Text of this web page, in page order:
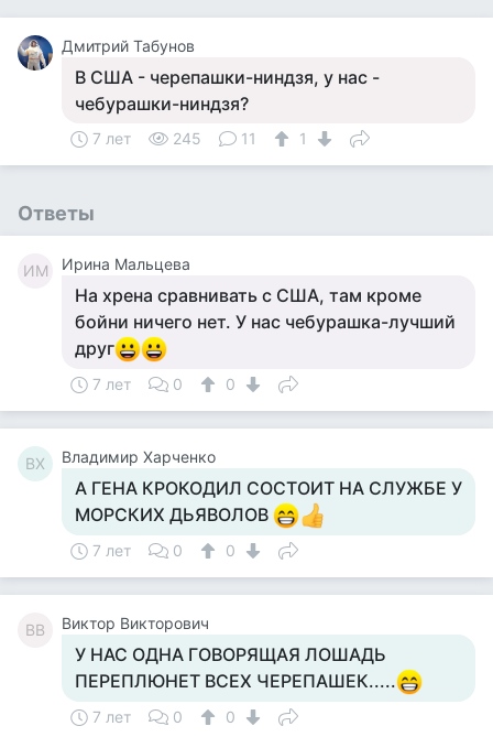
Дмитрий Табунов
В США - черепашки-ниндзя, у нас -
чебурашки-ниндзя?
7 лет 245 11 1
Ответы
ИМ Ирина Мальцева
На хрена сравнивать с США, там кроме
бойни ничего нет. У нас чебурашка-лучший
друг
7 лет 0 0
ВХ Владимир Харченко
А ГЕНА КРОКОДИЛ СОСТОИТ НА СЛУЖБЕ У
МОРСКИХ ДЬЯВОЛОВ
7 лет 0 0
ВВ Виктор Викторович
У НАС ОДНА ГОВОРЯЩАЯ ЛОШАДЬ
ПЕРЕПЛЮНЕТ ВСЕХ ЧЕРЕПАШЕК.....
7 лет 0 0